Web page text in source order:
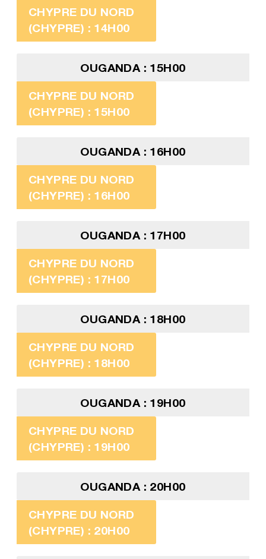
CHYPRE DU NORD
(CHYPRE) : 14H00
OUGANDA : 15H00
CHYPRE DU NORD
(CHYPRE) : 15H00
OUGANDA : 16H00
CHYPRE DU NORD
(CHYPRE) : 16H00
OUGANDA : 17H00
CHYPRE DU NORD
(CHYPRE) : 17H00
OUGANDA : 18H00
CHYPRE DU NORD
(CHYPRE) : 18H00
OUGANDA : 19H00
CHYPRE DU NORD
(CHYPRE) : 19H00
OUGANDA : 20H00
CHYPRE DU NORD
(CHYPRE) : 20H00